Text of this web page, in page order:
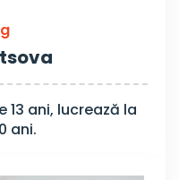
13 ani, lucrează la
ani.